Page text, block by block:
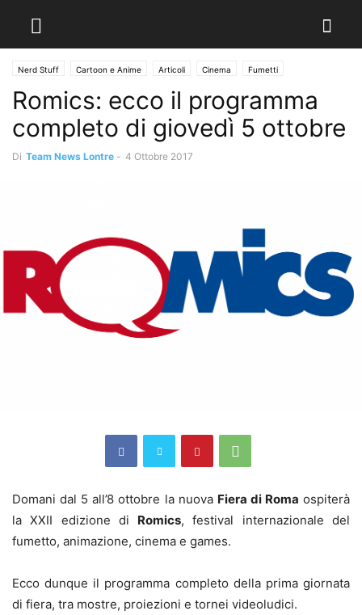
Nerd Stuff Cartoon e Anime Articoli Cinema Fumetti
Giochi da Tavolo News Cinema
Romics: ecco il programma
completo di giovedì 5 ottobre
Di Team News Lontre - 4 Ottobre 2017
Domani dal 5 all’8 ottobre la nuova Fiera di Roma ospiterà
la XXII edizione di Romics, festival internazionale del
fumetto, animazione, cinema e games.
Ecco dunque il programma completo della prima giornata
di fiera, tra mostre, proiezioni e tornei videoludici.